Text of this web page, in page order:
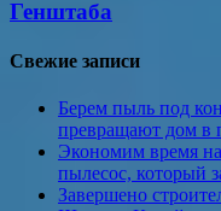
Генштаба
Свежие записи
Берем пыль под
превращают дом в
Экономим время
пылесос, который
Завершено